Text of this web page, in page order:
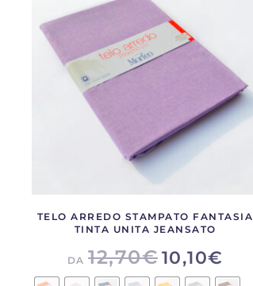
TELO ARREDO STAMPATO FANTASIA
TINTA UNITA JEANSATO
DA 12,70€10,10€